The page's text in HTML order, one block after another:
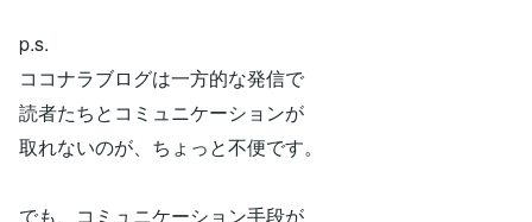
p.s.
ココナラブログは一方的な発信で
読者たちとコミュニケーションが
取れないのが、ちょっと不便です。
でも、コミュニケーション手段が